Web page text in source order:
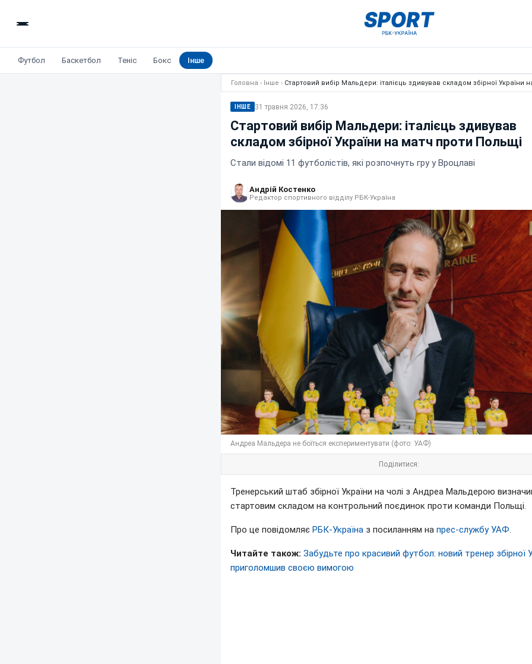
Футбол Баскетбол Теніс Бокс Інше
Головна › Інше › Стартовий вибір Мальдери: італієць здивував складом збірної України
ІНШЕ 31 травня 2026, 17:36
Стартовий вибір Мальдери: італієць здивував
складом збірної України на матч проти Польщі
Стали відомі 11 футболістів, які розпочнуть гру у Вроцлаві
Андрій Костенко
Редактор спортивного відділу РБК-Україна
Андреа Мальдера не боїться експериментувати (фото: УАФ)
Поділитися:
Тренерський штаб збірної України на чолі з Андреа Мальдерою
стартовим складом на контрольний поєдинок проти команди Польщі.
Про це повідомляє РБК-Україна з посиланням на прес-службу УАФ.
Читайте також: Забудьте про красивий футбол: новий тренер збірної
приголомшив своєю вимогою